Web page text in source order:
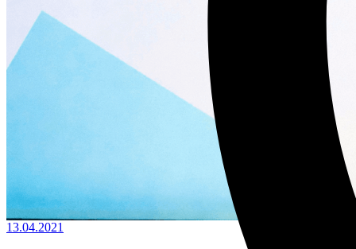
13.04.2021